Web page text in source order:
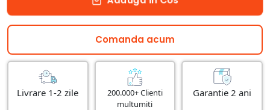
Comanda acum
Livrare 1-2 zile
200.000+ Clienti
multumiti
Garantie 2 ani